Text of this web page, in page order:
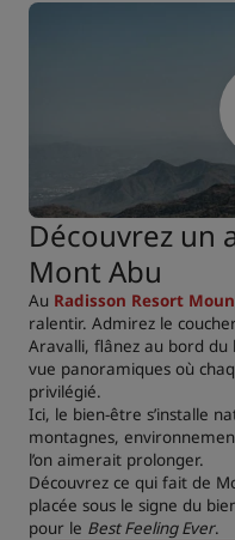
Découvrez un
Mont Abu
Au Radisson Resort
ralentir. Admirez le
Aravalli, flânez au bord du
vue panoramiques où
privilégié.
Ici, le bien-être s’installe
montagnes,
l’on aimerait prolonger.
Découvrez ce qui fait de
placée sous le signe du
pour le Best Feeling Ever.